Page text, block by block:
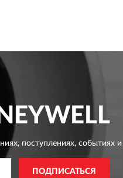
поступлениях, событиях
ПОДПИСАТЬСЯ